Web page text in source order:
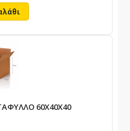
θα παραμείνει
08
αδειών.
από 24/08.
60X40X40